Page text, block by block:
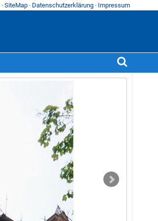
· SiteMap · Datenschutzerklärung · Impressum